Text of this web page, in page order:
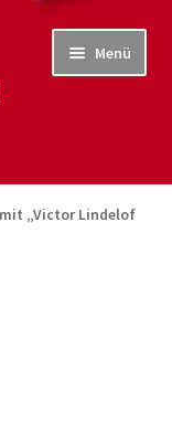
Menü
„Victor Lindelof